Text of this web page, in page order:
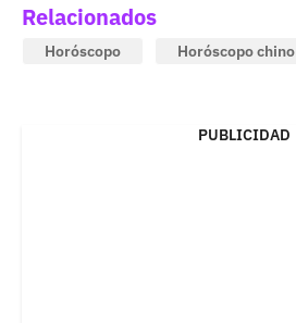
Relacionados
Horóscopo Horóscopo chino
PUBLICIDAD